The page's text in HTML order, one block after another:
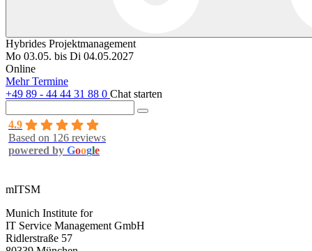
Hybrides Projektmanagement
Mo 03.05. bis Di 04.05.2027
Online
Mehr Termine
+49 89 - 44 44 31 88 0 Chat starten
4.9
Based on 126 reviews
powered by Google
mITSM
Munich Institute for
IT Service Management GmbH
Ridlerstraße 57